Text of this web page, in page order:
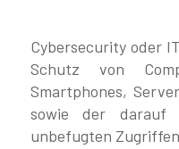
Cybersecurity oder
Schutz von
Smartphones,
sowie der darauf
unbefugten